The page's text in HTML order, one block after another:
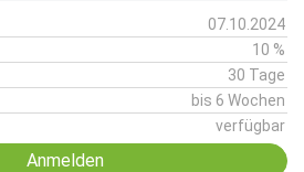
07.10.2024
10 %
30 Tage
bis 6 Wochen
verfügbar
Anmelden